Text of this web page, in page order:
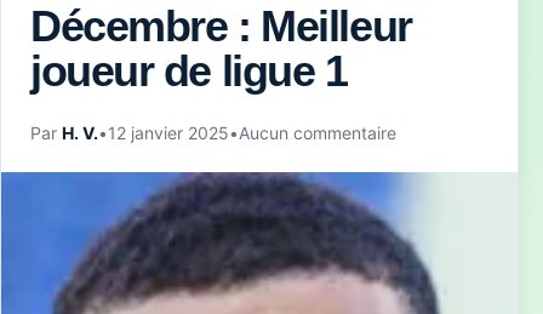
Décembre : Meilleur
joueur de ligue 1
Par H. V.•12 janvier 2025•Aucun commentaire